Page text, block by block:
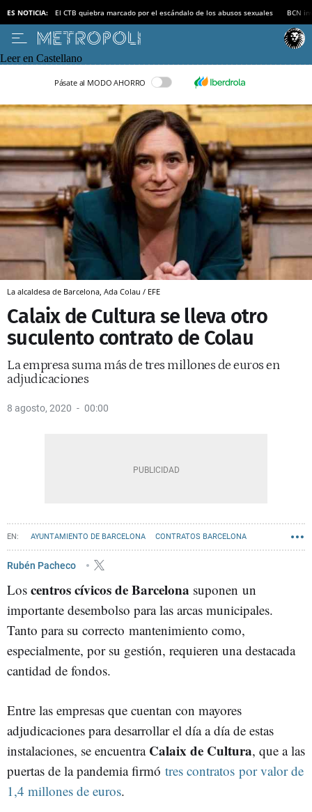
ES NOTICIA: El CTB quiebra marcado por el escándalo de los abusos sexuales BCN
Leer en Castellano
Pásate al MODO AHORRO
La alcaldesa de Barcelona, Ada Colau / EFE
Calaix de Cultura se lleva otro
suculento contrato de Colau
La empresa suma más de tres millones de euros en
adjudicaciones
8 agosto, 2020 00:00
AYUNTAMIENTO DE BARCELONA CONTRATOS BARCELONA
Rubén Pacheco
Los centros cívicos de Barcelona suponen un
importante desembolso para las arcas municipales.
Tanto para su correcto mantenimiento como,
especialmente, por su gestión, requieren una destacada
cantidad de fondos.
Entre las empresas que cuentan con mayores
adjudicaciones para desarrollar el día a día de estas
instalaciones, se encuentra Calaix de Cultura, que a las
puertas de la pandemia firmó tres contratos por valor de
1,4 millones de euros.